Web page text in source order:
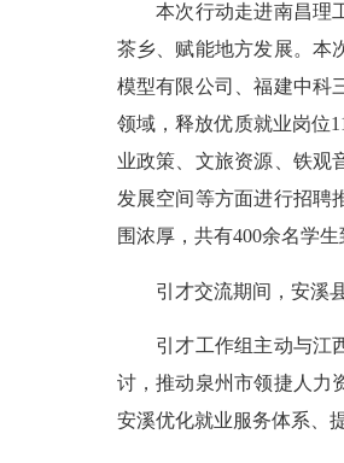
本次行动走进南昌理工
茶乡、赋能地方发展。本
模型有限公司、福建中科
领域，释放优质就业岗位
业政策、文旅资源、铁观
发展空间等方面进行招聘
围浓厚，共有400余名学
引才交流期间，安溪县
引才工作组主动与江西
讨，推动泉州市领捷人力
安溪优化就业服务体系、